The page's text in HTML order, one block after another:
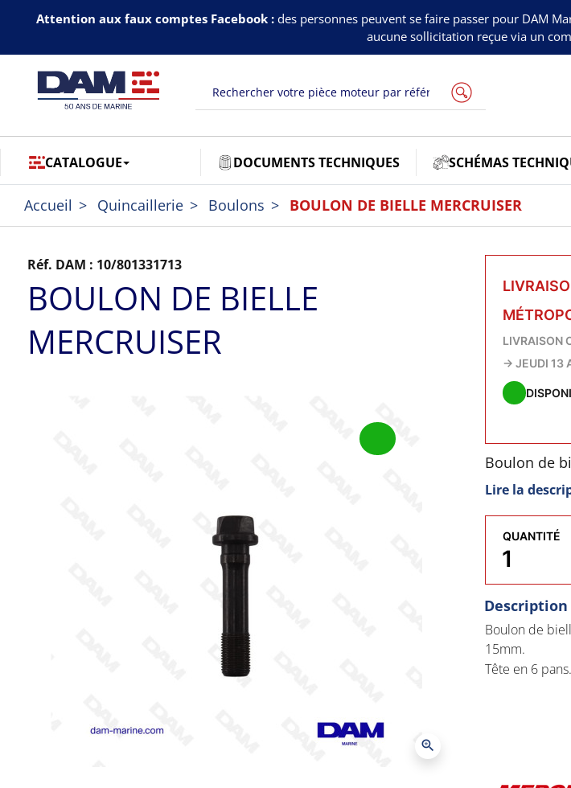
Attention aux faux comptes Facebook :des personnes peuvent se faire passer pour DAM
aucune sollicitation reçue via un
CATALOGUE DOCUMENTS TECHNIQUES SCHÉMAS
Accueil Quincaillerie Boulons BOULON DE BIELLE MERCRUISER
Réf. DAM : 10/801331713
BOULON DE BIELLE
MERCRUISER
zoom_in
LIVRAISON
→ JEUDI 13
Boulon de
longueur
Tête en 6
Lire la
QUANTITÉ
Boulon de
15mm.
Tête en 6 pans.